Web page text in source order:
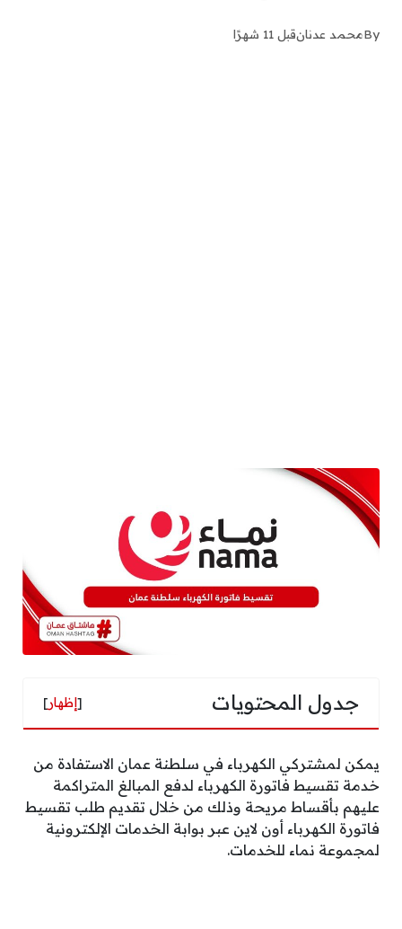
Byمحمد عدنانقبل 11 شهرًا
جدول المحتويات [إظهار]
يمكن لمشتركي الكهرباء في سلطنة عمان الاستفادة من
خدمة تقسيط فاتورة الكهرباء لدفع المبالغ المتراكمة
عليهم بأقساط مريحة وذلك من خلال تقديم طلب تقسيط
فاتورة الكهرباء أون لاين عبر بوابة الخدمات الإلكترونية
لمجموعة نماء للخدمات.